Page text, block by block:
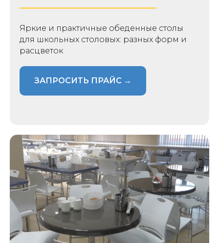
Яркие и практичные обеденные столы
для школьных столовых: разных форм и
расцветок
ЗАПРОСИТЬ ПРАЙС →